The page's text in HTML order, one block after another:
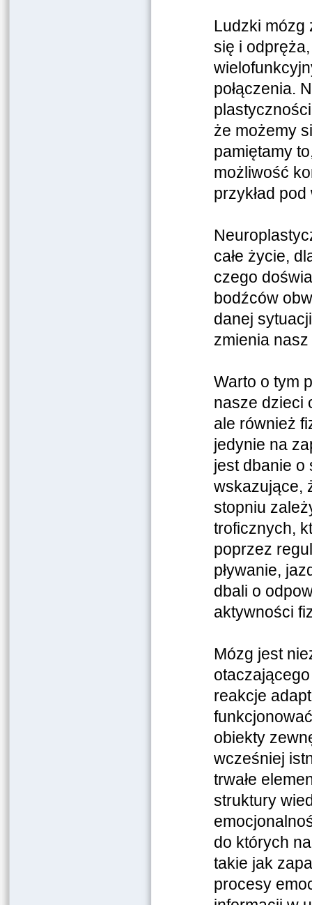
Ludzki mózg
się i
połączenia.
że możemy
pamiętamy
możliwość
przykład
całe życie,
czego
bodźców
danej
zmienia
Warto o tym
nasze dzieci
ale również
jedynie na
jest dbanie o
wskazujące,
stopniu
troficznych,
poprzez
pływanie,
dbali o
aktywności
Mózg jest
reakcje
obiekty
wcześniej
trwałe
struktury
do których
takie jak
procesy